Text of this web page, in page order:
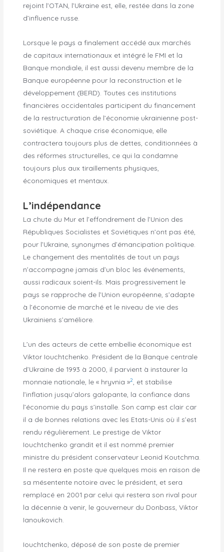
rejoint l’OTAN, l’Ukraine est, elle, restée dans la zone
d’influence russe.
Lorsque le pays a finalement accédé aux marchés
de capitaux internationaux et intégré le FMI et la
Banque mondiale, il est aussi devenu membre de la
Banque européenne pour la reconstruction et le
développement (BERD). Toutes ces institutions
financières occidentales participent du financement
de la restructuration de l’économie ukrainienne post-
soviétique. A chaque crise économique, elle
contractera toujours plus de dettes, conditionnées à
des réformes structurelles, ce qui la condamne
toujours plus aux tiraillements physiques,
économiques et mentaux.
L’indépendance
La chute du Mur et l’effondrement de l’Union des
Républiques Socialistes et Soviétiques n’ont pas été,
pour l’Ukraine, synonymes d’émancipation politique.
Le changement des mentalités de tout un pays
n’accompagne jamais d’un bloc les événements,
aussi radicaux soient-ils. Mais progressivement le
pays se rapproche de l’Union européenne, s’adapte
à l’économie de marché et le niveau de vie des
Ukrainiens s’améliore.
L’un des acteurs de cette embellie économique est
Viktor Iouchtchenko. Président de la Banque centrale
d’Ukraine de 1993 à 2000, il parvient à instaurer la
monnaie nationale, le « hryvnia »2
, et stabilise
l’inflation jusqu’alors galopante, la confiance dans
l’économie du pays s’installe. Son camp est clair car
il a de bonnes relations avec les Etats-Unis où il s’est
rendu régulièrement. Le prestige de Viktor
Iouchtchenko grandit et il est nommé premier
ministre du président conservateur Leonid Koutchma.
Il ne restera en poste que quelques mois en raison de
sa mésentente notoire avec le président, et sera
remplacé en 2001 par celui qui restera son rival pour
la décennie à venir, le gouverneur du Donbass, Viktor
Ianoukovich.
Iouchtchenko, déposé de son poste de premier